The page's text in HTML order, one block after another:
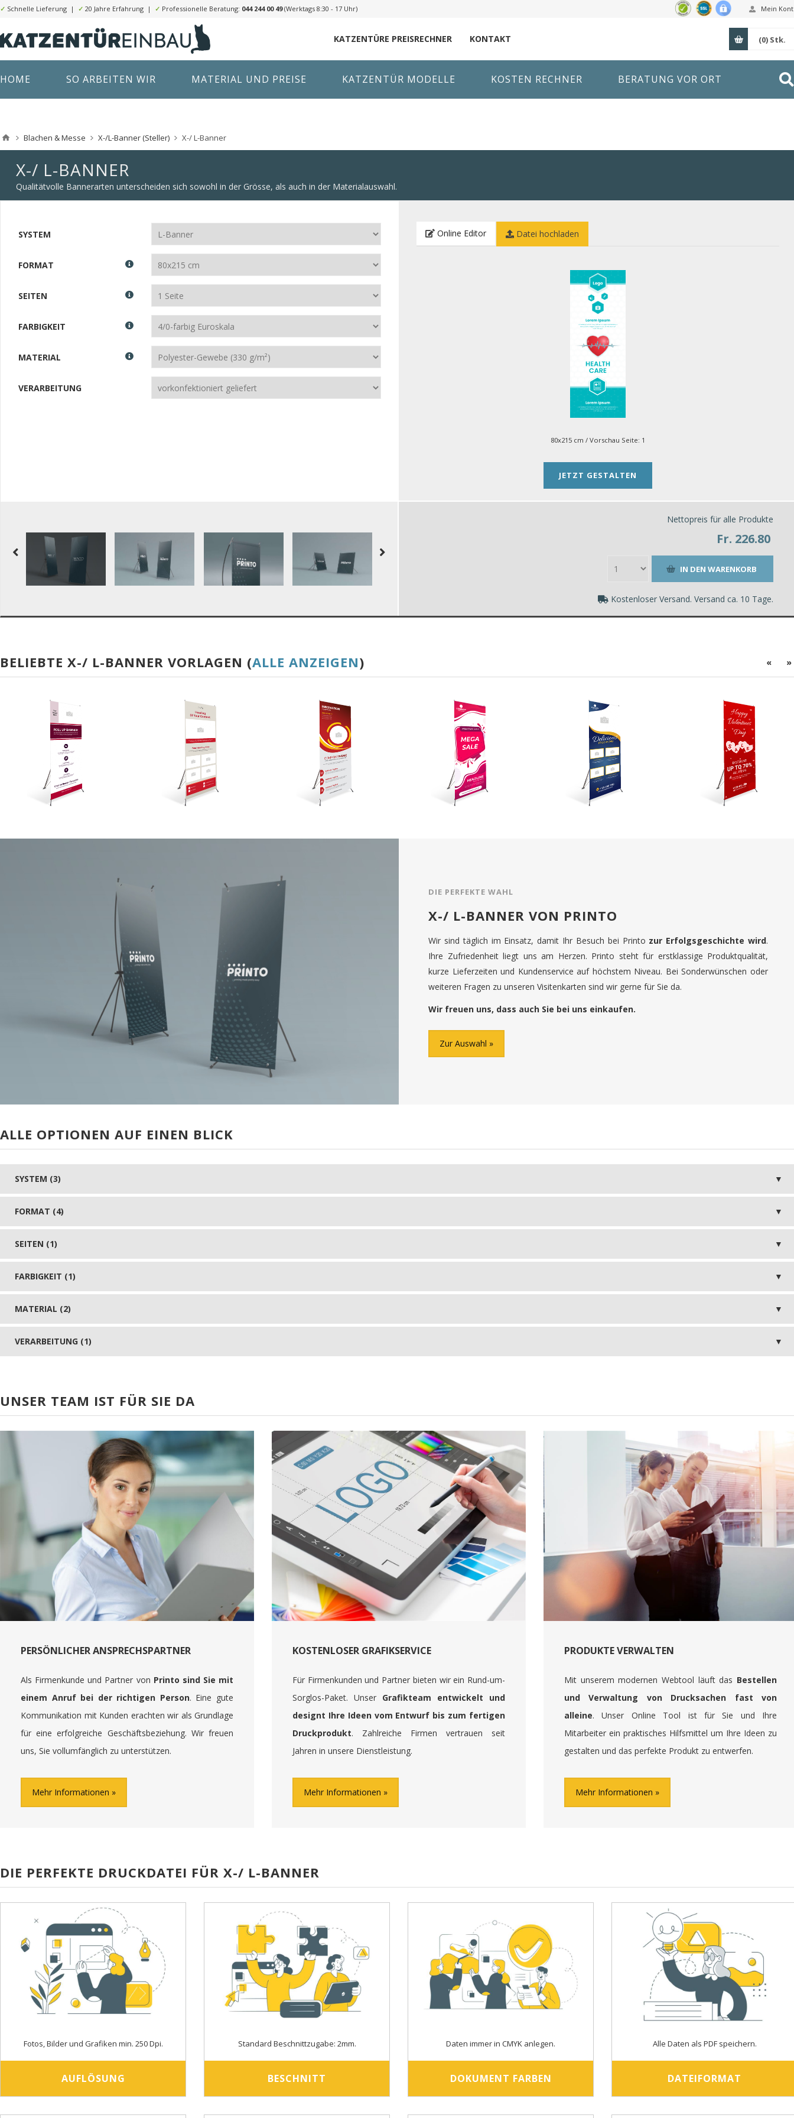
Mein
✓ Schnelle Lieferung | ✓ 20 Jahre Erfahrung | ✓ Professionelle Beratung: 044 244 00 49(Werktags 8:30 - 17 Uhr)
KATZENTÜRE PREISRECHNER KONTAKT (0) Stk.
HOME SO ARBEITEN WIR MATERIAL UND PREISE KATZENTÜR MODELLE KOSTEN RECHNER BERATUNG VOR ORT
Blachen & Messe X-/L-Banner (Steller) X-/ L-Banner
X-/ L-BANNER
Qualitätvolle Bannerarten unterscheiden sich sowohl in der Grösse, als auch in der Materialauswahl.
SYSTEM
FORMAT
SEITEN
FARBIGKEIT
MATERIAL
VERARBEITUNG
Online Editor Datei hochladen
80x215 cm / Vorschau Seite: 1
JETZT GESTALTEN
Nettopreis für alle Produkte
Fr. 226.80
Kostenloser Versand. Versand ca. 10 Tage.
« »
BELIEBTE X-/ L-BANNER VORLAGEN (ALLE ANZEIGEN)
DIE PERFEKTE WAHL
X-/ L-BANNER VON PRINTO
Wir sind täglich im Einsatz, damit Ihr Besuch bei Printo zur Erfolgsgeschichte wird.
Ihre Zufriedenheit liegt uns am Herzen. Printo steht für erstklassige Produktqualität,
kurze Lieferzeiten und Kundenservice auf höchstem Niveau. Bei Sonderwünschen oder
weiteren Fragen zu unseren Visitenkarten sind wir gerne für Sie da.
Wir freuen uns, dass auch Sie bei uns einkaufen.
Zur Auswahl
ALLE OPTIONEN AUF EINEN BLICK
SYSTEM (3)
FORMAT (4)
SEITEN (1)
FARBIGKEIT (1)
MATERIAL (2)
VERARBEITUNG (1)
UNSER TEAM IST FÜR SIE DA
PERSÖNLICHER ANSPRECHSPARTNER
Als Firmenkunde und Partner von Printo sind Sie mit
einem Anruf bei der richtigen Person. Eine gute
Kommunikation mit Kunden erachten wir als Grundlage
für eine erfolgreiche Geschäftsbeziehung. Wir freuen
uns, Sie vollumfänglich zu unterstützen.
Mehr Informationen
KOSTENLOSER GRAFIKSERVICE
Für Firmenkunden und Partner bieten wir ein Rund-um-
Sorglos-Paket. Unser Grafikteam entwickelt und
designt Ihre Ideen vom Entwurf bis zum fertigen
Druckprodukt. Zahlreiche Firmen vertrauen seit
Jahren in unsere Dienstleistung.
Mehr Informationen
PRODUKTE VERWALTEN
Mit unserem modernen Webtool läuft das Bestellen
und Verwaltung von Drucksachen fast von
alleine. Unser Online Tool ist für Sie und Ihre
Mitarbeiter ein praktisches Hilfsmittel um Ihre Ideen zu
gestalten und das perfekte Produkt zu entwerfen.
Mehr Informationen
DIE PERFEKTE DRUCKDATEI FÜR X-/ L-BANNER
Fotos, Bilder und Grafiken min. 250 Dpi.
AUFLÖSUNG
Standard Beschnittzugabe: 2mm.
BESCHNITT
Daten immer in CMYK anlegen.
DOKUMENT FARBEN
Alle Daten als PDF speichern.
DATEIFORMAT